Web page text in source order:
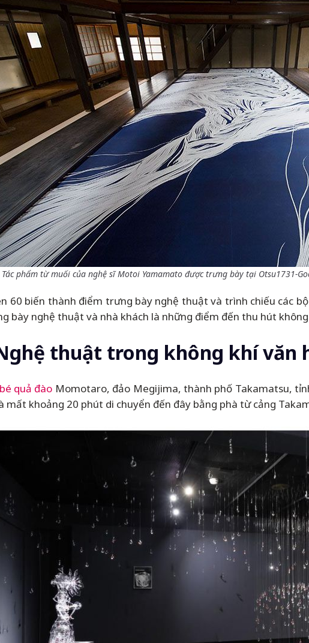
Tác phẩm từ muối của nghệ sĩ Motoi Yamamato được trưng bày tại Otsu1731-
60 biến thành điểm trưng bày nghệ thuật và trình chiếu các
bày nghệ thuật và nhà khách là những điểm đến thu hút
thuật trong không khí văn
quả đào Momotaro, đảo Megijima, thành phố Takamatsu,
mất khoảng 20 phút di chuyển đến đây bằng phà từ cảng